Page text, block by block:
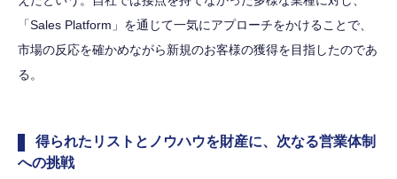
「Sales Platform」を通じて一気にアプローチをかけることで、
市場の反応を確かめながら新規のお客様の獲得を目指したのであ
る。
得られたリストとノウハウを財産に、次なる営業体制
への挑戦